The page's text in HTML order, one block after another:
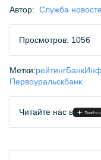
Автор: Служба
Просмотров: 1056
Метки:рейтинг
Первоуральскбанк
Читайте нас в